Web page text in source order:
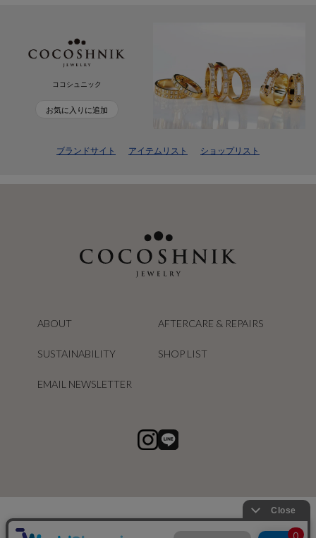
ココシュニック
お気に入りに追加
ブランドサイト アイテムリスト ショップリスト
ABOUT AFTERCARE & REPAIRS
SUSTAINABILITY SHOP LIST
EMAIL NEWSLETTER